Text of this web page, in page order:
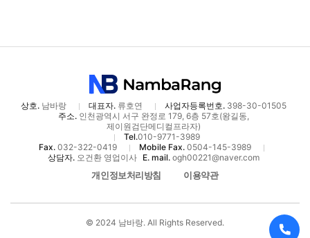
상호.남바랑 대표자.류호연 사업자등록번호.398-30-01505
주소.인천광역시 서구 완정로 179, 6층 57호(왕길동,
제이원검단메디컬프라자)
Tel.010-9771-3989
Fax. 032-322-0419 Mobile Fax. 0504-145-3989
상담자.오건환 영업이사 E. mail.ogh00221@naver.com
개인정보처리방침 이용약관
© 2024 남바랑. All Rights Reserved.